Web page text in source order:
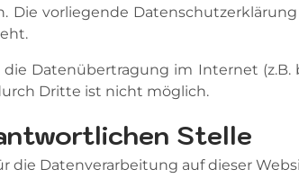
Die vorliegende
die Datenübertragung im Internet
Dritte ist nicht möglich.
Stelle
die Datenverarbeitung auf dieser